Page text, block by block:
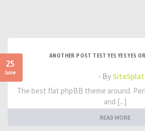
25
June
ANOTHER POST TEST YES YES YES
- BySiteSplat
The best flat phpBB theme around.
and [...]
READ MORE